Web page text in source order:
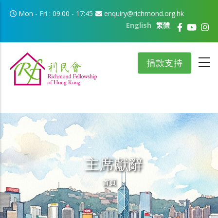
移至主內容
Mon - Fri : 09:00 - 17:45
enquiry@richmond.org.hk
繁體
English
捐款支持
主席獻辭
導航連結
首頁